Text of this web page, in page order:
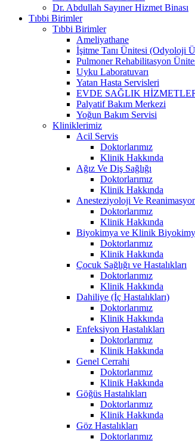
Dr. Abdullah Sayıner Hizmet Binası
Tıbbi Birimler
Tıbbi Birimler
Ameliyathane
İşitme Tanı Ünitesi (Odyoloji
Pulmoner Rehabilitasyon
Uyku Laboratuvarı
Yatan Hasta Servisleri
EVDE SAĞLIK
Palyatif Bakım Merkezi
Yoğun Bakım Servisi
Kliniklerimiz
Acil Servis
Doktorlarımız
Klinik Hakkında
Ağız Ve Diş Sağlığı
Doktorlarımız
Klinik Hakkında
Anesteziyoloji Ve
Doktorlarımız
Klinik Hakkında
Biyokimya ve Klinik
Doktorlarımız
Klinik Hakkında
Çocuk Sağlığı ve Hastalıkları
Doktorlarımız
Klinik Hakkında
Dahiliye (İç Hastalıkları)
Doktorlarımız
Klinik Hakkında
Enfeksiyon Hastalıkları
Doktorlarımız
Klinik Hakkında
Genel Cerrahi
Doktorlarımız
Klinik Hakkında
Göğüs Hastalıkları
Doktorlarımız
Klinik Hakkında
Göz Hastalıkları
Doktorlarımız